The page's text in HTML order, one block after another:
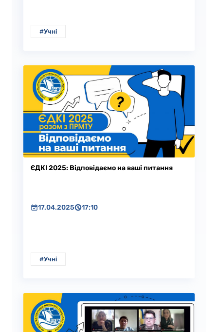
#Учні
ЄДКІ 2025: Відповідаємо на ваші питання
17.04.2025 17:10
#Учні